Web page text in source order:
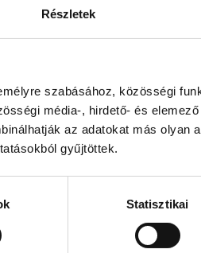
Részletek
szabásához, közösségi
média-, hirdető- és
az adatokat más olyan
gyűjtöttek.
Statisztikai